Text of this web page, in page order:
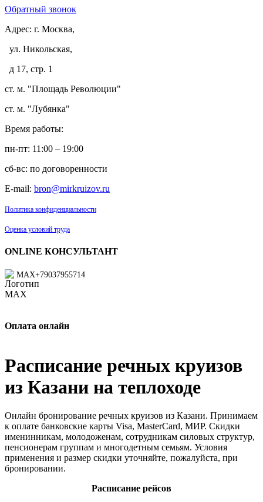
Обратный звонок
Адрес: г. Москва,
ул. Никольская,
д 17, стр. 1
ст. м. "Площадь Революции"
ст. м. "Лубянка"
Время работы:
пн-пт: 11:00 – 19:00
сб-вс: по договоренности
E-mail: bron@mirkruizov.ru
Политика конфиденциальности
Оценка условий труда
ONLINE КОНСУЛЬТАНТ
MAX+79037955714
Оплата онлайн
Расписание речных круизов
из Казани на теплоходе
Онлайн бронирование речных круизов из Казани. Принимаем
к оплате банковские карты Visa, MasterCard, МИР. Скидки
именинникам, молодоженам, сотрудникам силовых структур,
пенсионерам группам и многодетным семьям. Условия
применения и размер скидки уточняйте, пожалуйста, при
бронировании.
Расписание рейсов